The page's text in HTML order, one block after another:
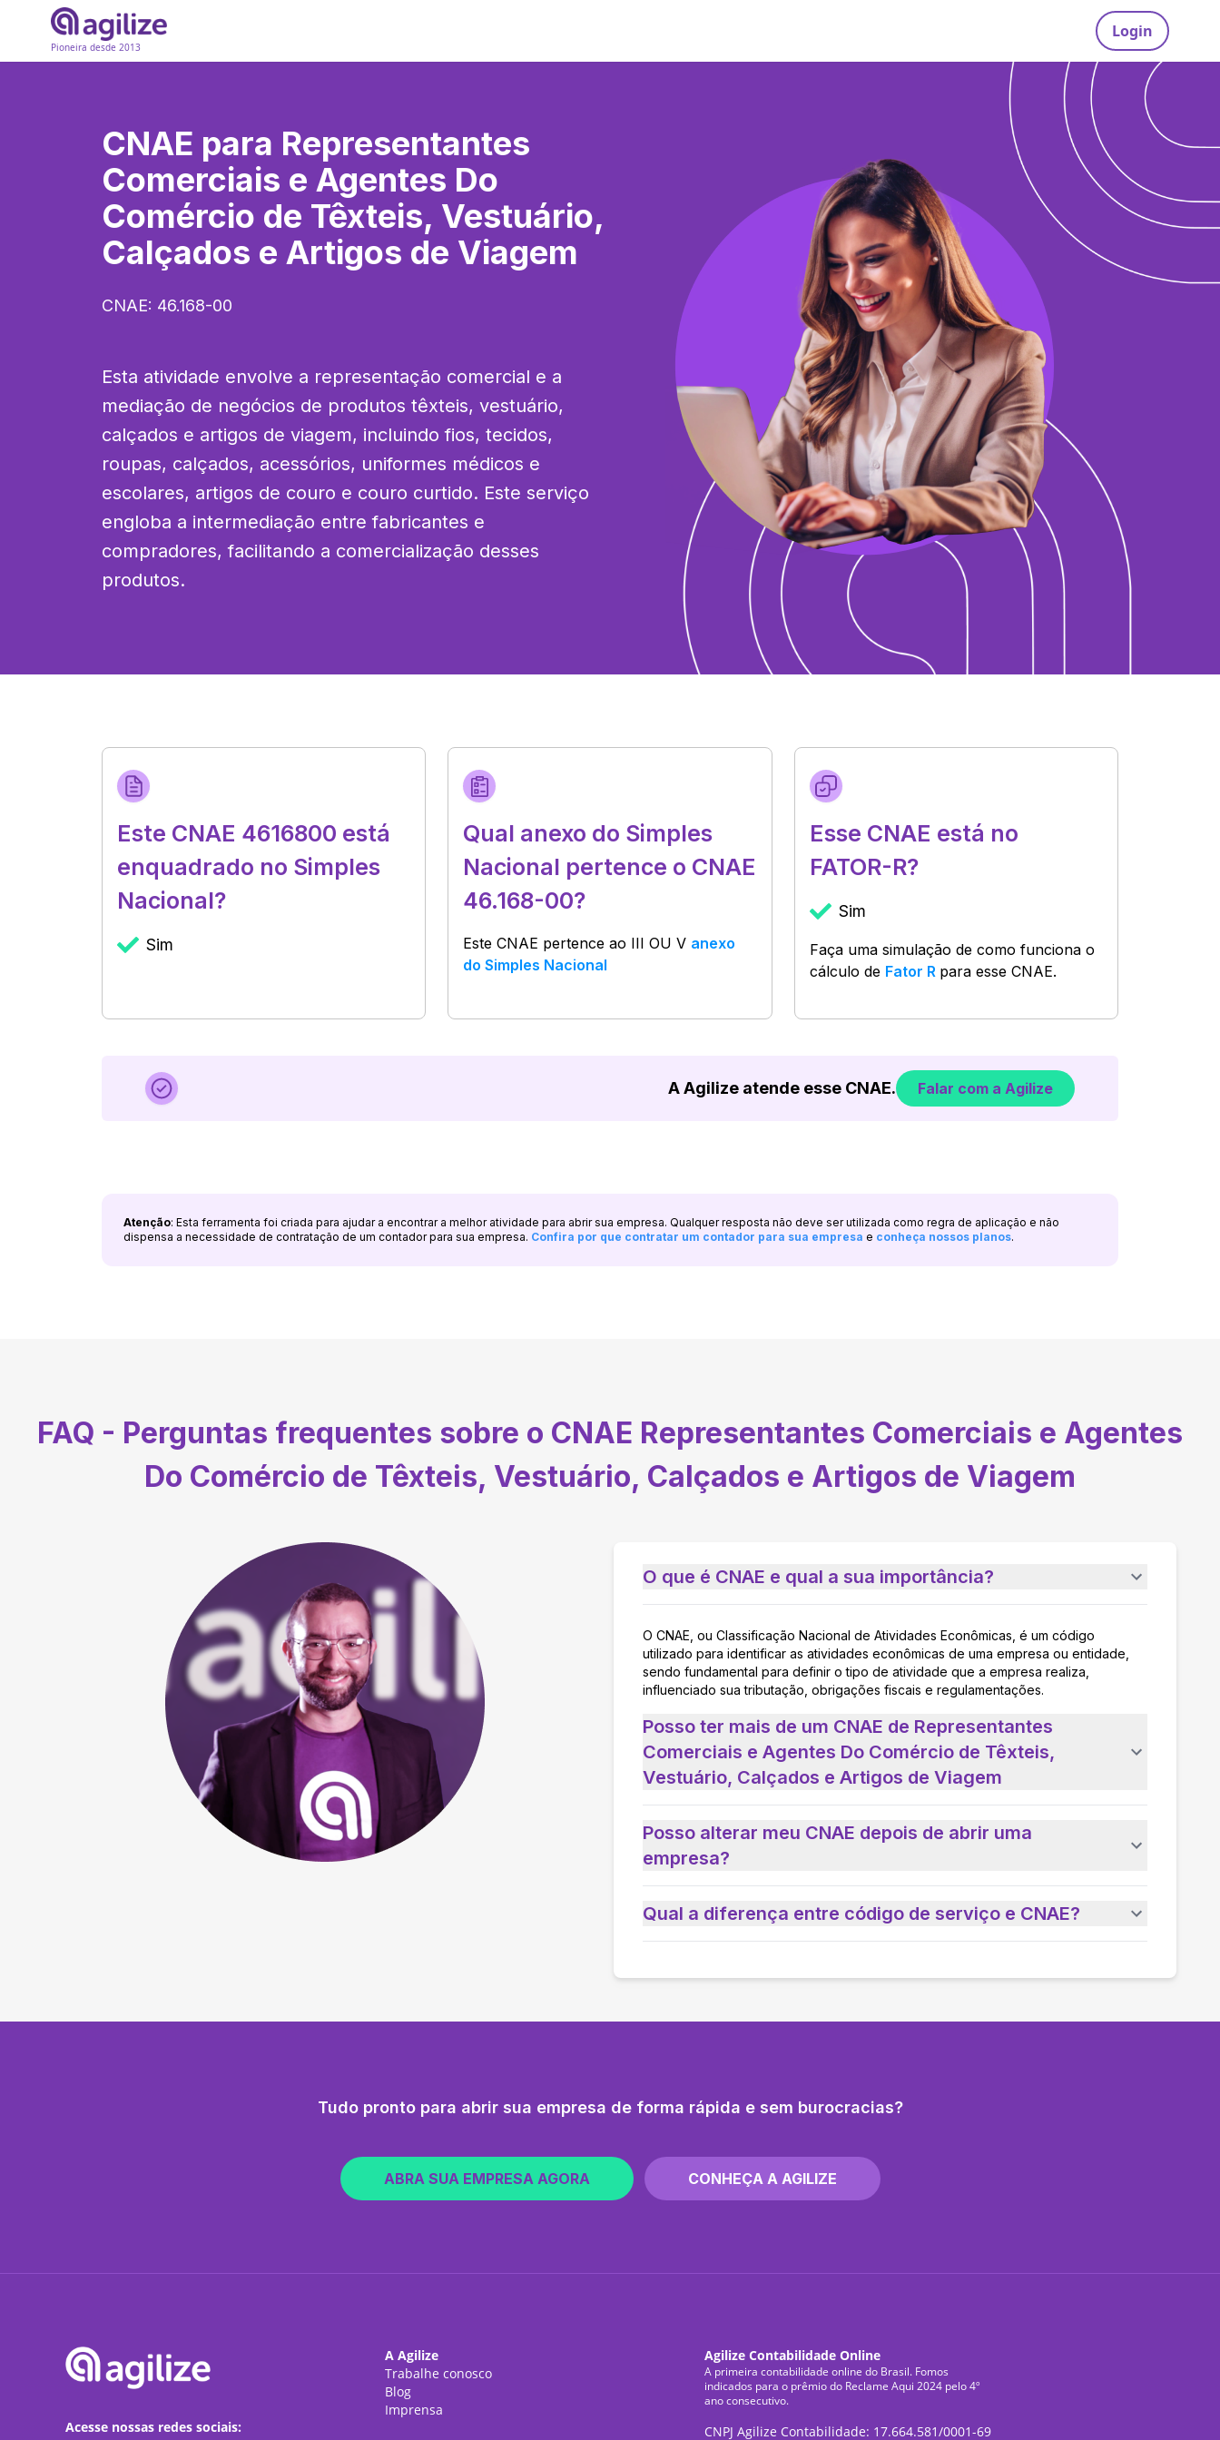
Pioneira desde 2013
Login
CNAE para Representantes
Comerciais e Agentes Do
Comércio de Têxteis, Vestuário,
Calçados e Artigos de Viagem
CNAE: 46.168-00
Esta atividade envolve a representação comercial e a
mediação de negócios de produtos têxteis, vestuário,
calçados e artigos de viagem, incluindo fios, tecidos,
roupas, calçados, acessórios, uniformes médicos e
escolares, artigos de couro e couro curtido. Este serviço
engloba a intermediação entre fabricantes e
compradores, facilitando a comercialização desses
produtos.
Este CNAE 4616800 está
enquadrado no Simples
Nacional?
Sim
Qual anexo do Simples
Nacional pertence o CNAE
46.168-00?
Este CNAE pertence ao III OU V anexo
do Simples Nacional
Esse CNAE está no
FATOR-R?
Sim
Faça uma simulação de como funciona o
cálculo de Fator R para esse CNAE.
A Agilize atende esse CNAE. Falar com a Agilize
Atenção: Esta ferramenta foi criada para ajudar a encontrar a melhor atividade para abrir sua empresa. Qualquer resposta não deve ser utilizada como regra de aplicação e não
dispensa a necessidade de contratação de um contador para sua empresa. Confira por que contratar um contador para sua empresa e conheça nossos planos.
FAQ - Perguntas frequentes sobre o CNAE Representantes Comerciais e Agentes
Do Comércio de Têxteis, Vestuário, Calçados e Artigos de Viagem
O que é CNAE e qual a sua importância?
O CNAE, ou Classificação Nacional de Atividades Econômicas, é um código
utilizado para identificar as atividades econômicas de uma empresa ou entidade,
sendo fundamental para definir o tipo de atividade que a empresa realiza,
influenciado sua tributação, obrigações fiscais e regulamentações.
Posso ter mais de um CNAE de Representantes
Comerciais e Agentes Do Comércio de Têxteis,
Vestuário, Calçados e Artigos de Viagem
Posso alterar meu CNAE depois de abrir uma
empresa?
Qual a diferença entre código de serviço e CNAE?
Tudo pronto para abrir sua empresa de forma rápida e sem burocracias?
ABRA SUA EMPRESA AGORA CONHEÇA A AGILIZE
Acesse nossas redes sociais:
A Agilize
Trabalhe conosco
Blog
Imprensa
Agilize Contabilidade Online
A primeira contabilidade online do Brasil. Fomos
indicados para o prêmio do Reclame Aqui 2024 pelo 4º
ano consecutivo.
CNPJ Agilize Contabilidade: 17.664.581/0001-69